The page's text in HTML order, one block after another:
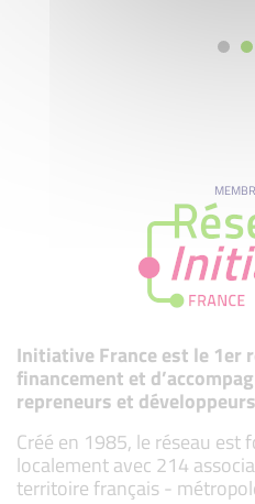
Initiative France est le 1er
financement et
repreneurs et
Créé en 1985, le réseau est
localement avec 214
territoire français -